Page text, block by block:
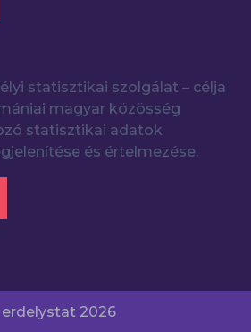
statisztikai szolgálat – célja
magyar közösség
statisztikai adatok
és értelmezése.
2026